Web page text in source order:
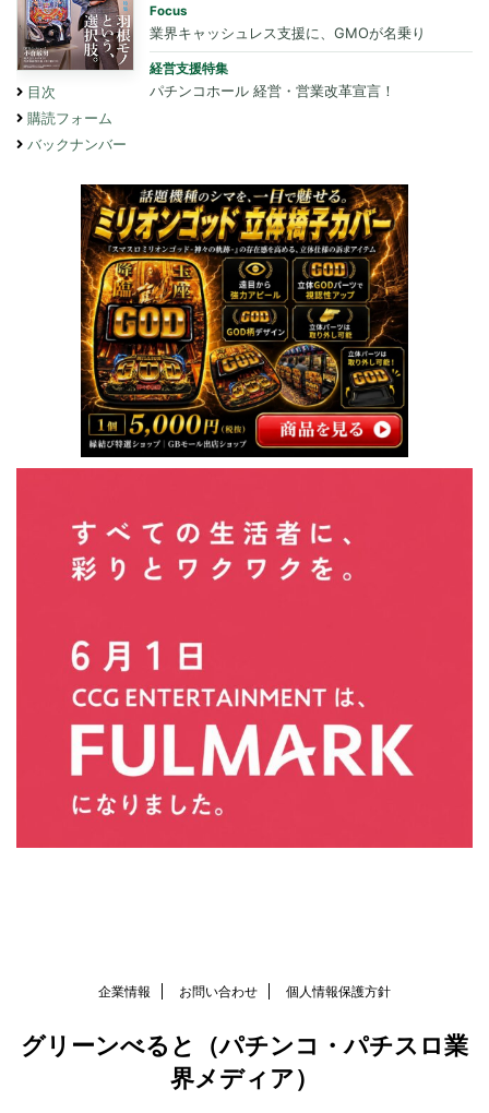
目次
購読フォーム
バックナンバー
Focus
業界キャッシュレス支援に、GMOが名乗り
経営支援特集
パチンコホール 経営・営業改革宣言！
企業情報 お問い合わせ 個人情報保護方針
グリーンべると（パチンコ・パチスロ業
界メディア）